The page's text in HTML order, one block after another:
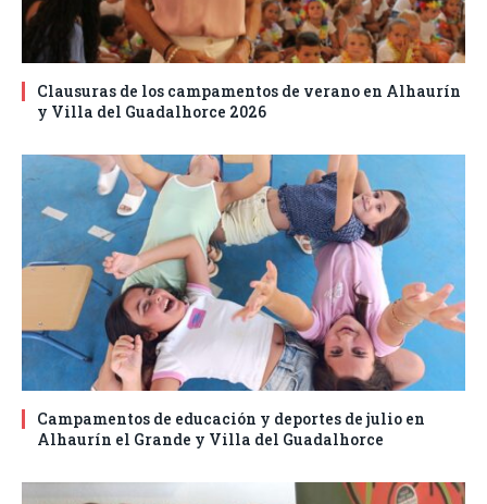
Clausuras de los campamentos de verano en Alhaurín
y Villa del Guadalhorce 2026
Campamentos de educación y deportes de julio en
Alhaurín el Grande y Villa del Guadalhorce